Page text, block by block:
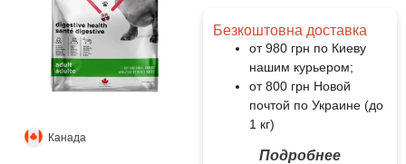
Канада
Безкоштовна доставка
от 980 грн по Киеву
нашим курьером;
от 800 грн Новой
почтой по Украине (до
1 кг)
Подробнее